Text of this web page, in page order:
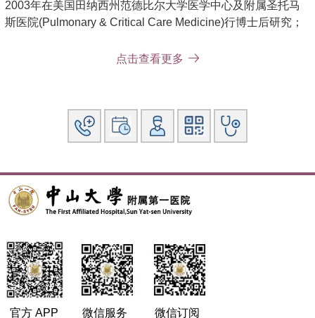
2003年在美国田纳西州范德比尔大学医学中心及附属圣托马
斯医院(Pulmonary & Critical Care Medicine)行博士后研究；
科呼吸系病的临床、教学及科研工作，从事呼吸与危重症医学
华医学会呼吸病学分会全国委员兼哮喘学组委员，广东省医学
会内科学分会主任委员，广东省医师协会呼吸病学分会副主
委，广东省医学会呼吸病学分会常委，吴阶平医学基金会模拟
中文版执行编委等职务。
其他主要工作成绩（比如获奖情况）：
主持和参加多项国家自然科学基金和省、市级科研课题，发表
点击查看更多
官方 APP 微信服务 微信订阅